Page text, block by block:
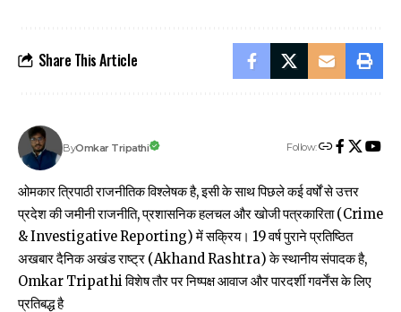
Share This Article
ByOmkar Tripathi Follow:
ओमकार त्रिपाठी राजनीतिक विश्लेषक है, इसी के साथ पिछले कई वर्षों से उत्तर
प्रदेश की जमीनी राजनीति, प्रशासनिक हलचल और खोजी पत्रकारिता (Crime
& Investigative Reporting) में सक्रिय। 19 वर्ष पुराने प्रतिष्ठित
अखबार दैनिक अखंड राष्ट्र (Akhand Rashtra) के स्थानीय संपादक है,
Omkar Tripathi विशेष तौर पर निष्पक्ष आवाज और पारदर्शी गवर्नेंस के लिए
प्रतिबद्ध है